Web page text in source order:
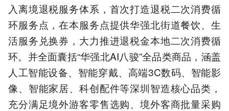
入离境退税服务体系，首次打造退税二次消费循
环服务点，在本服务点提供华强北街道餐饮、生
活服务兑换券，大力推进退税金本地二次消费循
环。并全面囊括“华强北AI八骏”全品类商品，涵盖
人工智能设备、智能穿戴、高端3C数码、智能影
像、智能家居、科创配件等深圳智造核心品类，
充分满足境外游客零售选购、境外客商批量采购